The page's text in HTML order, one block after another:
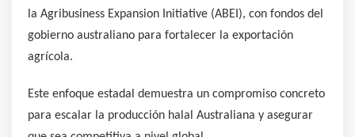
la Agribusiness Expansion Initiative (ABEI), con fondos del
gobierno australiano para fortalecer la exportación
agrícola.
Este enfoque estadal demuestra un compromiso concreto
para escalar la producción halal Australiana y asegurar